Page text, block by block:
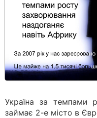
Україна за темпами
займає 2-е місто в